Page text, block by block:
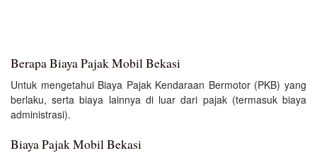
Berapa Biaya Pajak Mobil Bekasi
Untuk mengetahui Biaya Pajak Kendaraan Bermotor (PKB) yang
berlaku, serta biaya lainnya di luar dari pajak (termasuk biaya
administrasi).
Biaya Pajak Mobil Bekasi